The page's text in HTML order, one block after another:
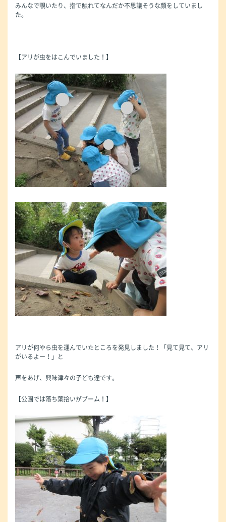
みんなで覗いたり、指で触れてなんだか不思議そうな顔をしていまし
た。
【アリが虫をはこんでいました！】
アリが何やら虫を運んでいたところを発見しました！「見て見て、アリ
がいるよー！」と
声をあげ、興味津々の子ども達です。
【公園では落ち葉拾いがブーム！】